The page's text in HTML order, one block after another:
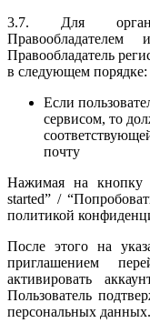
3.7. Для
Правообладателем
Правообладатель
в следующем порядке:
Если
сервисом, то
почту
Нажимая на кнопку
started” /
политикой
После этого на
приглашением
активировать
Пользователь
персональных данных.